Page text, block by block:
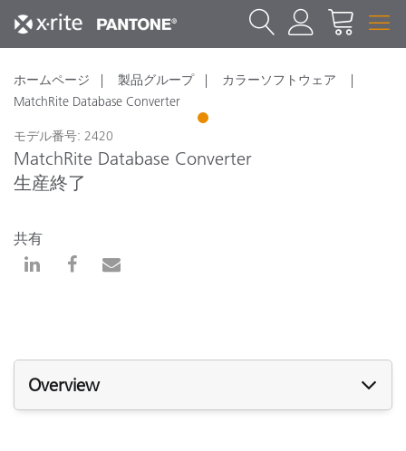
ホームページ 製品グループ
カラーソフトウェア
MatchRite Database Converter
1
モデル番号: 2420
MatchRite Database Converter
生産終了
共有
Overview